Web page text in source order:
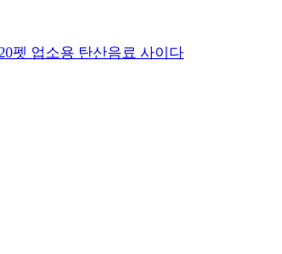
펫 업소용 탄산음료 사이다